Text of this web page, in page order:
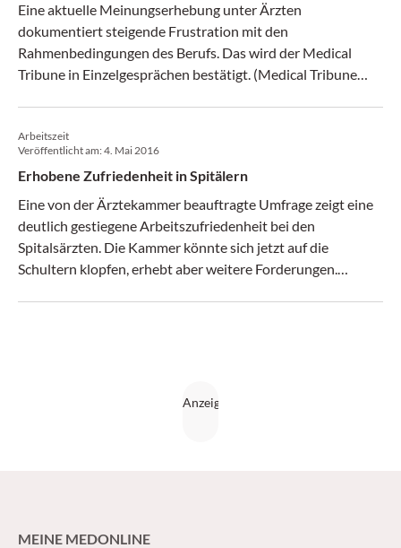
Eine aktuelle Meinungserhebung unter Ärzten
dokumentiert steigende Frustration mit den
Rahmenbedingungen des Berufs. Das wird der Medical
Tribune in Einzelgesprächen bestätigt. (Medical Tribune
Arbeitszeit
Veröffentlicht am:4. Mai 2016
Erhobene Zufriedenheit in Spitälern
Eine von der Ärztekammer beauftragte Umfrage zeigt eine
deutlich gestiegene Arbeitszufriedenheit bei den
Spitalsärzten. Die Kammer könnte sich jetzt auf die
Schultern klopfen, erhebt aber weitere Forderungen.
MEINE MEDONLINE